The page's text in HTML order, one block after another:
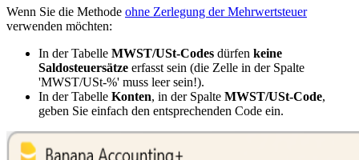
Wenn Sie die Methode ohne Zerlegung der Mehrwertsteuer
verwenden möchten:
In der Tabelle MWST/USt-Codes dürfen keine
Saldosteuersätze erfasst sein (die Zelle in der Spalte
'MWST/USt-%' muss leer sein!).
In der Tabelle Konten, in der Spalte MWST/USt-Code,
geben Sie einfach den entsprechenden Code ein.